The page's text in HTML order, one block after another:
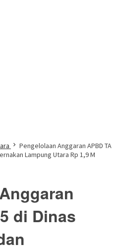
Pengelolaan Anggaran APBD TA
Lampung Utara Rp 1,9 M
di Dinas